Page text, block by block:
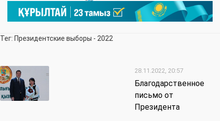
Тег: Президентские выборы - 2022
28.11.2022, 20:57
Благодарственное
письмо от
Президента